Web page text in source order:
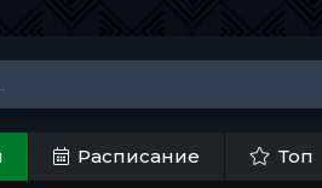
Расписание Топ